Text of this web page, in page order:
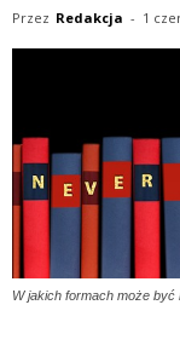
Przez Redakcja - 1
W jakich formach może być